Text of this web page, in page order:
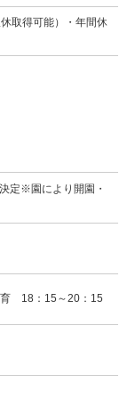
取得可能）・年間休
定※園により開園・
18：15～20：15